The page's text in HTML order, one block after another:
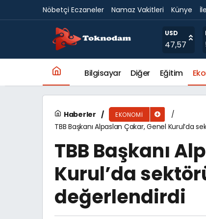
Nöbetçi Eczaneler Namaz Vakitleri Künye
USD
47,57
Bilgisayar Diğer Eğitim
Haberler EKONOMI
TBB Başkanı Alpaslan Çakar, Genel Kurul’da
TBB Başkanı
Kurul’da
değerlendirdi
Saint Petersburg Uluslararası Ekonomi